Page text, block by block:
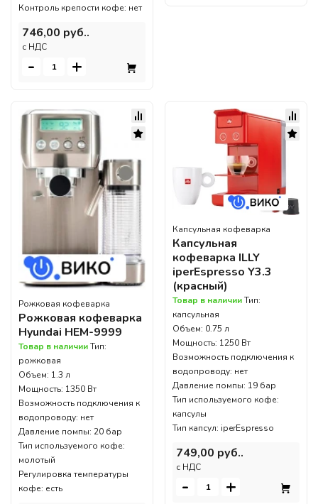
Контроль крепости кофе: нет
746,00 руб..
c НДС
- +
Рожковая кофеварка
Рожковая кофеварка
Hyundai HEM-9999
Товар в наличииТип:
рожковая
Объем: 1.3 л
Мощность: 1350 Вт
Возможность подключения к
водопроводу: нет
Давление помпы: 20 бар
Тип используемого кофе:
молотый
Регулировка температуры
кофе: есть
Капсульная кофеварка
Капсульная
кофеварка ILLY
iperEspresso Y3.3
(красный)
Товар в наличииТип:
капсульная
Объем: 0.75 л
Мощность: 1250 Вт
Возможность подключения к
водопроводу: нет
Давление помпы: 19 бар
Тип используемого кофе:
капсулы
Тип капсул: iperEspresso
749,00 руб..
c НДС
- +